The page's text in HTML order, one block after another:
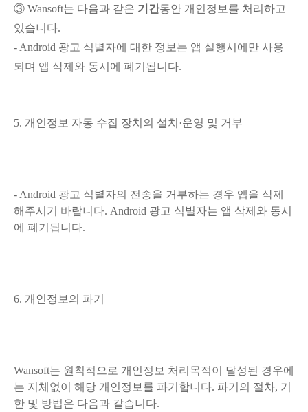
③ Wansoft는 다음과 같은 기간동안 개인정보를 처리하고
있습니다.
- Android 광고 식별자에 대한 정보는 앱 실행시에만 사용
되며 앱 삭제와 동시에 폐기됩니다.
5. 개인정보 자동 수집 장치의 설치·운영 및 거부
- Android 광고 식별자의 전송을 거부하는 경우 앱을 삭제
해주시기 바랍니다. Android 광고 식별자는 앱 삭제와 동시
에 폐기됩니다.
6. 개인정보의 파기
Wansoft는 원칙적으로 개인정보 처리목적이 달성된 경우에
는 지체없이 해당 개인정보를 파기합니다. 파기의 절차, 기
한 및 방법은 다음과 같습니다.